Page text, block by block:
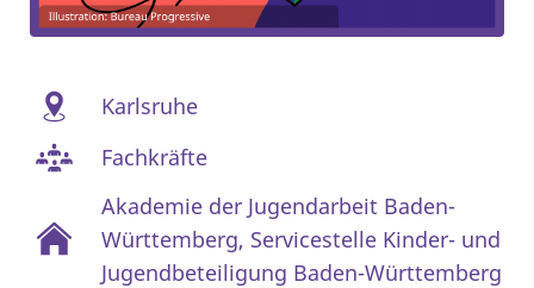
Karlsruhe
Fachkräfte
Akademie der Jugendarbeit Baden-
Württemberg, Servicestelle Kinder- und
Jugendbeteiligung Baden-Württemberg